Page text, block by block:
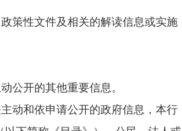
策性文件及相关的解读信息或实施
公开的其他重要信息。
动和依申请公开的政府信息，本行